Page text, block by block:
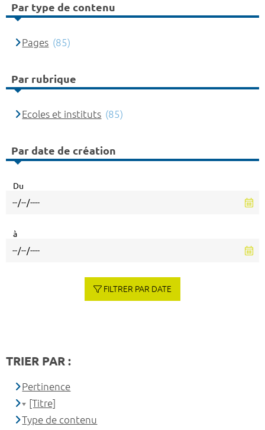
Par type de contenu
Pages (85)
Par rubrique
Ecoles et instituts (85)
Par date de création
Du
à
FILTRER PAR DATE
TRIER PAR :
Pertinence
[Titre]
Type de contenu